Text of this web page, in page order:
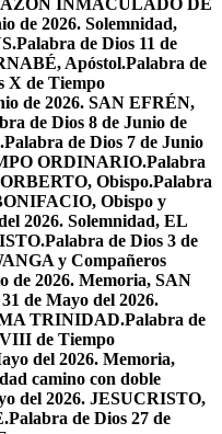
INMACULADO DE
de 2026. Solemnidad,
Palabra de Dios 11 de
Apóstol.Palabra de
X de Tiempo
de 2026. SAN EFRÉN,
de Dios 8 de Junio de
Palabra de Dios 7 de Junio
ORDINARIO.Palabra
Obispo.Palabra
Obispo y
2026. Solemnidad, EL
Palabra de Dios 3 de
y Compañeros
de 2026. Memoria, SAN
de Mayo del 2026.
TRINIDAD.Palabra de
VIII de Tiempo
del 2026. Memoria,
camino con doble
del 2026. JESUCRISTO,
Palabra de Dios 27 de